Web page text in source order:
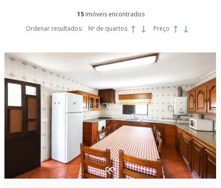
15imóveis encontrados
Ordenar resultados:
Nº de quartos Preço